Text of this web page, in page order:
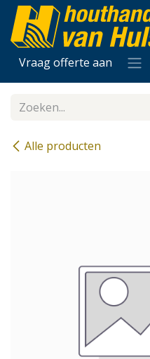
Overslaan naar inhoud
Vraag offerte aan
Alle producten